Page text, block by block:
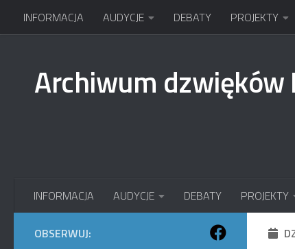
Przejdź do treści
INFORMACJA AUDYCJE DEBATY PROJEKTY
Archiwum dzwięków
INFORMACJA AUDYCJE DEBATY PROJEKTY
OBSERWUJ: